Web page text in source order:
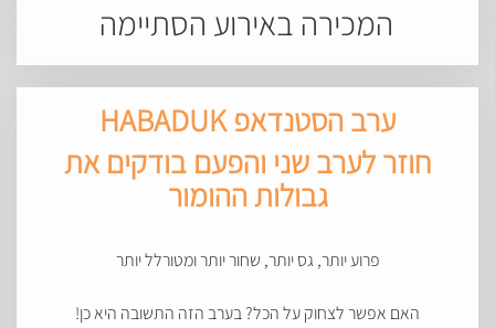
המכירה באירוע הסתיימה
ערב הסטנדאפ HABADUK
חוזר לערב שני והפעם בודקים את
גבולות ההומור
פרוע יותר, גס יותר, שחור יותר ומטורלל יותר
האם אפשר לצחוק על הכל? בערב הזה התשובה היא כן!